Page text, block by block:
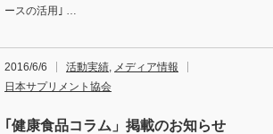
ースの活用｣ …
2016/6/6 活動実績
メディア情報
日本サプリメント協会
｢健康食品コラム」掲載のお知らせ